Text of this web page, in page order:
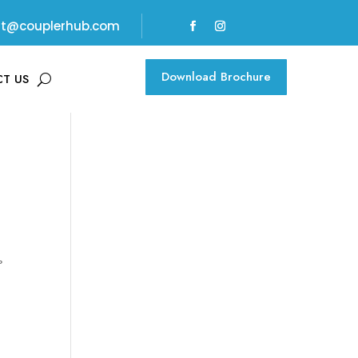
US Download Brochure